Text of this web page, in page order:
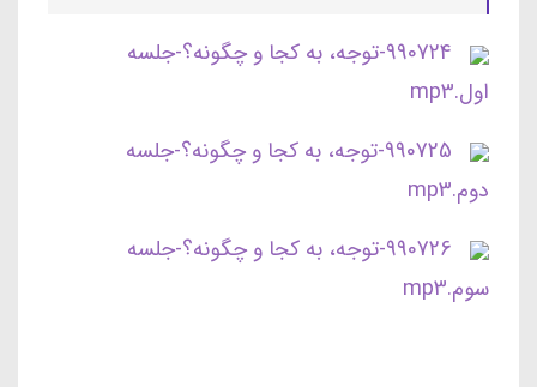
990724-توجه، به کجا و چگونه؟-جلسه
اول.mp3
990725-توجه، به کجا و چگونه؟-جلسه
دوم.mp3
990726-توجه، به کجا و چگونه؟-جلسه
سوم.mp3